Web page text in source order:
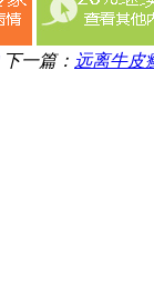
下一篇： 远离牛皮